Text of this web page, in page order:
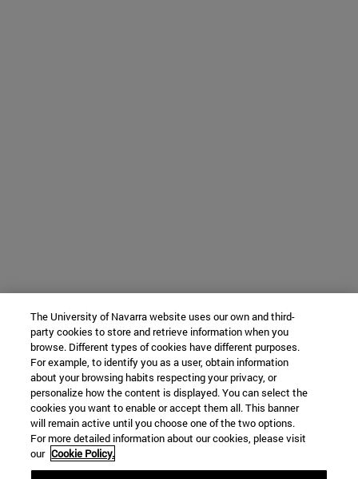
The University of Navarra website uses our own and third-
party cookies to store and retrieve information when you
browse. Different types of cookies have different purposes.
For example, to identify you as a user, obtain information
about your browsing habits respecting your privacy, or
personalize how the content is displayed. You can select the
cookies you want to enable or accept them all. This banner
will remain active until you choose one of the two options.
For more detailed information about our cookies, please visit
our Cookie Policy.